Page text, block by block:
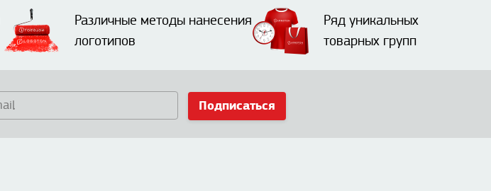
Различные методы нанесения
логотипов
Ряд уникальных
товарных групп
Подписаться